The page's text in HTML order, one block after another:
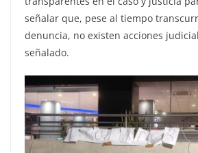
señalar que, pese al tiempo
denuncia, no existen acciones
señalado.